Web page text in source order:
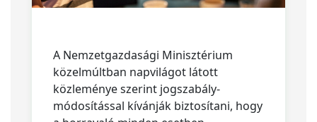
A Nemzetgazdasági Minisztérium
közelmúltban napvilágot látott
közleménye szerint jogszabály-
módosítással kívánják biztosítani, hogy